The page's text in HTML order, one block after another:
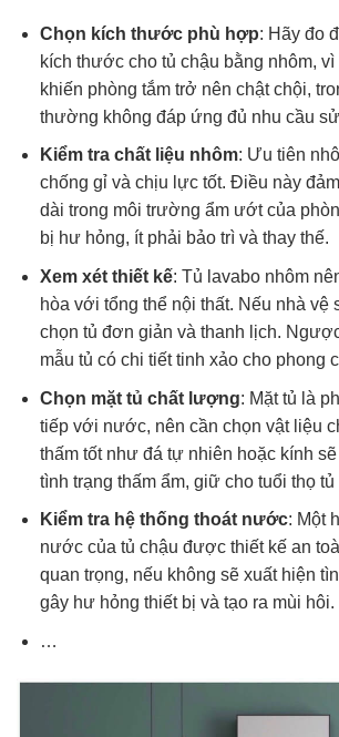
Chọn kích thước phù hợp: Hãy đo
kích thước cho tủ chậu bằng nhôm,
khiến phòng tắm trở nên chật chội,
thường không đáp ứng đủ nhu cầu
Kiểm tra chất liệu nhôm: Ưu tiên
chống gỉ và chịu lực tốt. Điều này
dài trong môi trường ẩm ướt của
bị hư hỏng, ít phải bảo trì và thay thế.
Xem xét thiết kế: Tủ lavabo nhôm
hòa với tổng thể nội thất. Nếu nhà vệ
chọn tủ đơn giản và thanh lịch.
mẫu tủ có chi tiết tinh xảo cho phong
Chọn mặt tủ chất lượng: Mặt tủ là
tiếp với nước, nên cần chọn vật liệu
thấm tốt như đá tự nhiên hoặc kính
tình trạng thấm ẩm, giữ cho tuổi thọ tủ
Kiểm tra hệ thống thoát nước: Một
nước của tủ chậu được thiết kế an
quan trọng, nếu không sẽ xuất hiện
gây hư hỏng thiết bị và tạo ra mùi hôi.
…